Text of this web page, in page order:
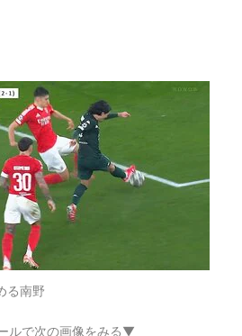
る南野
ルで次の画像をみる▼